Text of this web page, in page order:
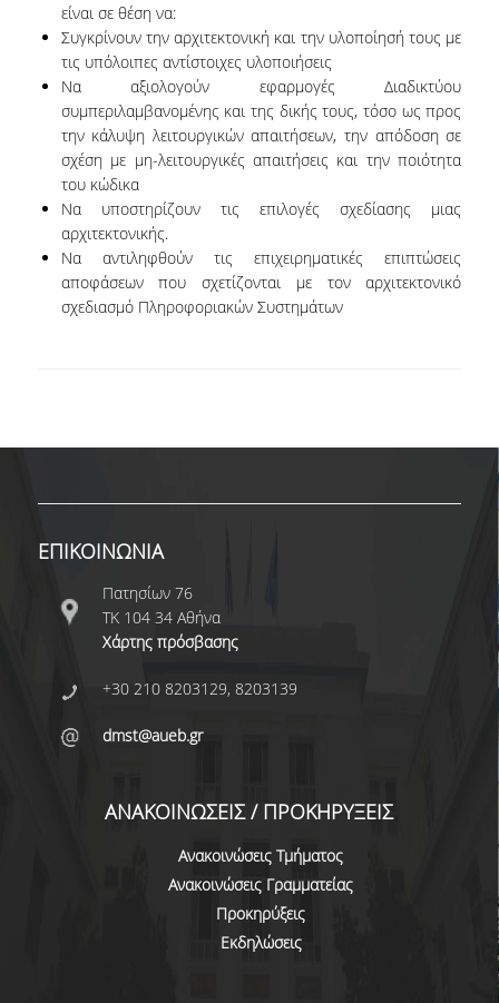
ΠΡΟΓΡΑΜΜΑ ERASMUS+
ΜΑΘΗΜΑΤΑ ΠΟΥ ΠΡΟΣΦΕΡΕΙ ΤΟ
ΤΜΗΜΑ
ΣΥΝΕΡΓΑΖΟΜΕΝΑ ΠΑΝΕΠΙΣΤΗΜΙΑ
ΑΝΑΚΟΙΝΩΣΕΙΣ ΠΡΟΓΡΑΜΜΑΤΟΣ
ΕΓΓΡΑΦΑ - ΧΡΗΣΙΜΟΙ ΣΥΝΔΕΣΜΟΙ
FAQS
ΔΕΔΟΜΕΝΑ ΠΟΙΟΤΗΤΑΣ
ΑΞΙΟΛΟΓΗΣΗ
ΑΠΟ ΠΡΟΠΤΥΧΙΑΚΟΥΣ ΦΟΙΤΗΤΕΣ
ΑΠΟ ΤΕΛΕΙΟΦΟΙΤΟΥΣ
ΑΠΟ ΜΕΤΑΠΤΥΧΙΑΚΟΥΣ
ΕΡΕΥΝΑ
ΕΡΕΥΝΗΤΙΚΕΣ ΔΡΑΣΤΗΡΙΟΤΗΤΕΣ
είναι σε θέση να:
Συγκρίνουν την αρχιτεκτονική και την υλοποίησή τους με
τις υπόλοιπες αντίστοιχες υλοποιήσεις
Να αξιολογούν εφαρμογές Διαδικτύου
συμπεριλαμβανομένης και της δικής τους, τόσο ως προς
την κάλυψη λειτουργικών απαιτήσεων, την απόδοση σε
σχέση με μη-λειτουργικές απαιτήσεις και την ποιότητα
του κώδικα
Να υποστηρίζουν τις επιλογές σχεδίασης μιας
αρχιτεκτονικής.
Να αντιληφθούν τις επιχειρηματικές επιπτώσεις
αποφάσεων που σχετίζονται με τον αρχιτεκτονικό
σχεδιασμό Πληροφοριακών Συστημάτων
ΕΠΙΚΟΙΝΩΝΙΑ
Πατησίων 76
ΤΚ 104 34 Αθήνα
Χάρτης πρόσβασης
+30 210 8203129, 8203139
dmst@aueb.gr
ΑΝΑΚΟΙΝΩΣΕΙΣ / ΠΡΟΚΗΡΥΞΕΙΣ
Ανακοινώσεις Τμήματος
Ανακοινώσεις Γραμματείας
Προκηρύξεις
Εκδηλώσεις